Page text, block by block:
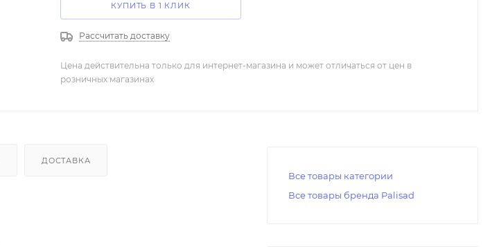
КУПИТЬ В 1 КЛИК
Рассчитать доставку
Цена действительна только для интернет-магазина и может отличаться от цен в
розничных магазинах
ДОСТАВКА
Все товары категории
Все товары бренда Palisad